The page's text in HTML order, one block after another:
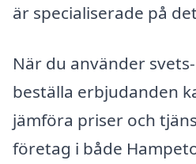
är specialiserade på
När du använder
beställa erbjudanden
jämföra priser och
företag i både